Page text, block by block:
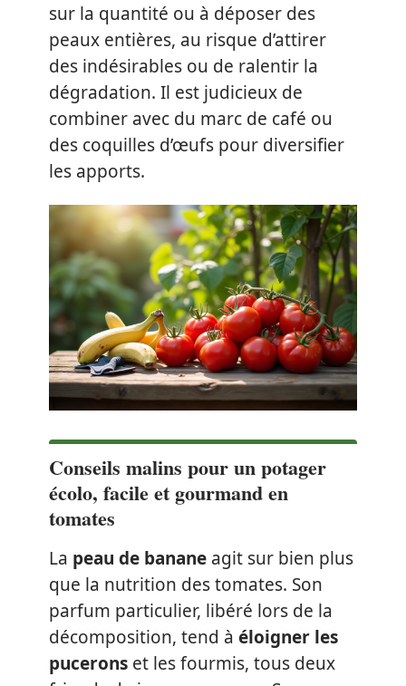
sur la quantité ou à déposer des
peaux entières, au risque d’attirer
des indésirables ou de ralentir la
dégradation. Il est judicieux de
combiner avec du marc de café ou
des coquilles d’œufs pour diversifier
les apports.
Conseils malins pour un potager
écolo, facile et gourmand en
tomates
La peau de banane agit sur bien plus
que la nutrition des tomates. Son
parfum particulier, libéré lors de la
décomposition, tend à éloigner les
pucerons et les fourmis, tous deux